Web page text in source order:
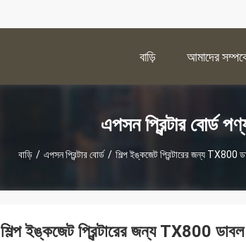
বাড়ি আমাদের
এপসন প্রিন্টার বোর্ড
বাড়ি / এপসন প্রিন্টার বোর্ড / শিল্প ইঙ্কজেট প্রিন্টারের জন্য TX800
শিল্প ইঙ্কজেট প্রিন্টারের জন্য TX800 ডাবল